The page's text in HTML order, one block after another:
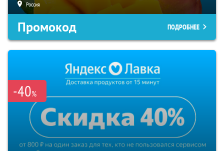
Россия
Промокод ПОДРОБНЕЕ
-40%